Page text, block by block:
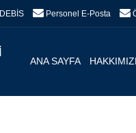
DEBİS Personel E-Posta
ANA SAYFA